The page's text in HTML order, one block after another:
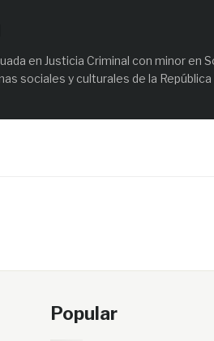
en Justicia Criminal con minor en
sociales y culturales de la República
Popular